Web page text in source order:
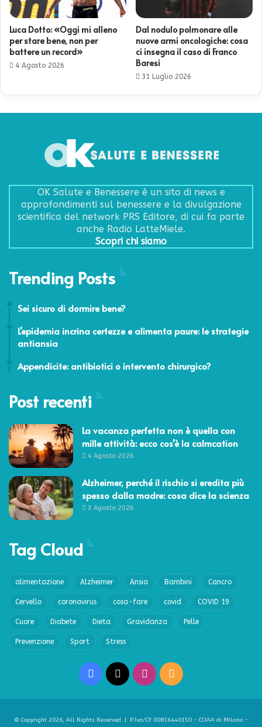
Luca Dotto: «Oggi mi alleno
per stare bene, non per
battere un record»
4 Agosto 2026
Dal nodulo polmonare alle
nuove armi oncologiche: cosa
ci insegna il caso di Franco
Baresi
31 Luglio 2026
OK Salute e Benessere è un sito di news e
approfondimenti sul benessere e la divulgazione
scientifica del network PRS Editore, di cui fa parte
anche Radio LatteMiele.
Scopri chi siamo
Trending Posts
Sei sicuro di dormire bene?
L’epidemia incrina certezze e alimenta paure: le strategie
antiansia
Appendicite: antibiotici o intervento chirurgico?
Post recenti
La vacanza perfetta non è quella con
mille attività: ecco cos’è la calmcation
4 Agosto 2026
Alzheimer, perché il rischio si eredita più
spesso dalla madre: cosa dice la scienza
3 Agosto 2026
Tag Cloud
alimentazione Alzheimer Ansia Bambini Cancro
Cervello coronavirus cosa-fare covid COVID 19
Cuore Diabete Dieta Gravidanza Pelle
Prevenzione Sport Stress
Facebook Instagram
RSS
© Copyright 2026, All Rights Reserved | P.Iva/CF 00816440150 - CCIAA di Milano -